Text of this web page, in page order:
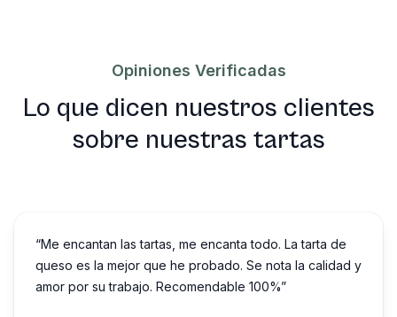
Opiniones Verificadas
Lo que dicen nuestros clientes
sobre nuestras tartas
“Me encantan las tartas, me encanta todo. La tarta de
queso es la mejor que he probado. Se nota la calidad y
amor por su trabajo. Recomendable 100%”